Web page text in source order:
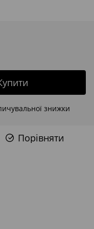
знижки
Порівняти